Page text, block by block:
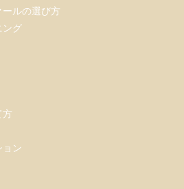
ルの選び方
ング
方
ョン